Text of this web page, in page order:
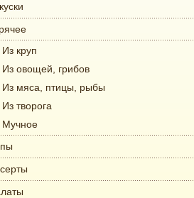
Из круп
Из овощей, грибов
Из мяса, птицы, рыбы
Из творога
Мучное